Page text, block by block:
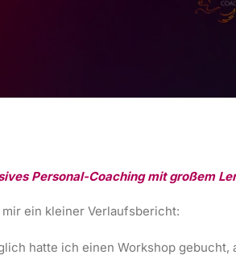
Personal-Coaching mit großem
mir ein kleiner Verlaufsbericht:
hatte ich einen Workshop